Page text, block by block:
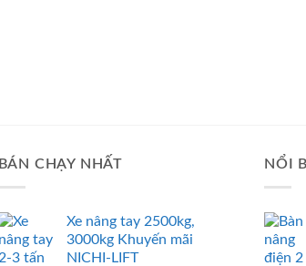
BÁN CHẠY NHẤT
Xe nâng tay 2500kg,
3000kg Khuyến mãi
NICHI-LIFT
NỔI